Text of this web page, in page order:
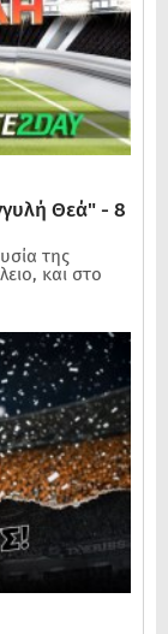
Θεά" - 8
της
και στο